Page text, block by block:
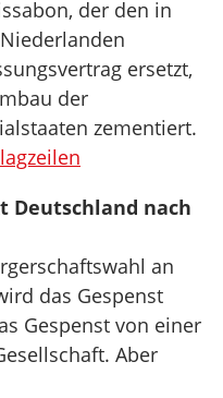
der den in
ersetzt,
der
zementiert.
Deutschland nach
an
das Gespenst
Gespenst von einer
Aber